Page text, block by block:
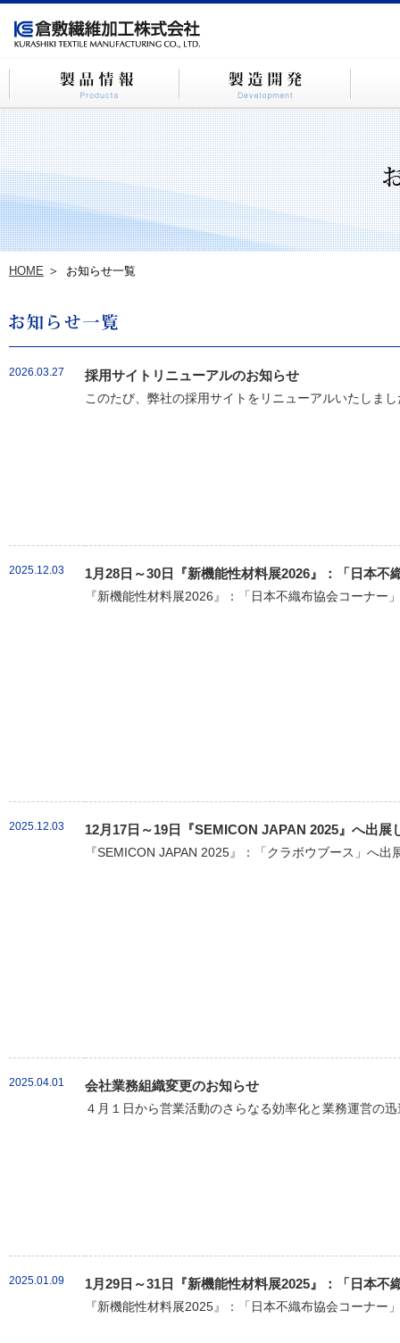
HOME お知らせ一覧
2026.03.27 採用サイトリニューアルのお知らせ
このたび、弊社の採用サイトをリニューアルいたしま
2025.12.03 1月28日～30日『新機能性材料展2026』：「日本不
『新機能性材料展2026』：「日本不織布協会コーナ
2025.12.03 12月17日～19日『SEMICON JAPAN 2025』へ出展
『SEMICON JAPAN 2025』：「クラボウブース」へ
2025.04.01 会社業務組織変更のお知らせ
４月１日から営業活動のさらなる効率化と業務運営の
2025.01.09 1月29日～31日『新機能性材料展2025』：「日本不
『新機能性材料展2025』：「日本不織布協会コーナ